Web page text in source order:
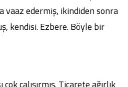
vaaz edermiş, ikindiden sonra
kendisi. Ezbere. Böyle bir
çalışırmış. Ticarete ağırlık